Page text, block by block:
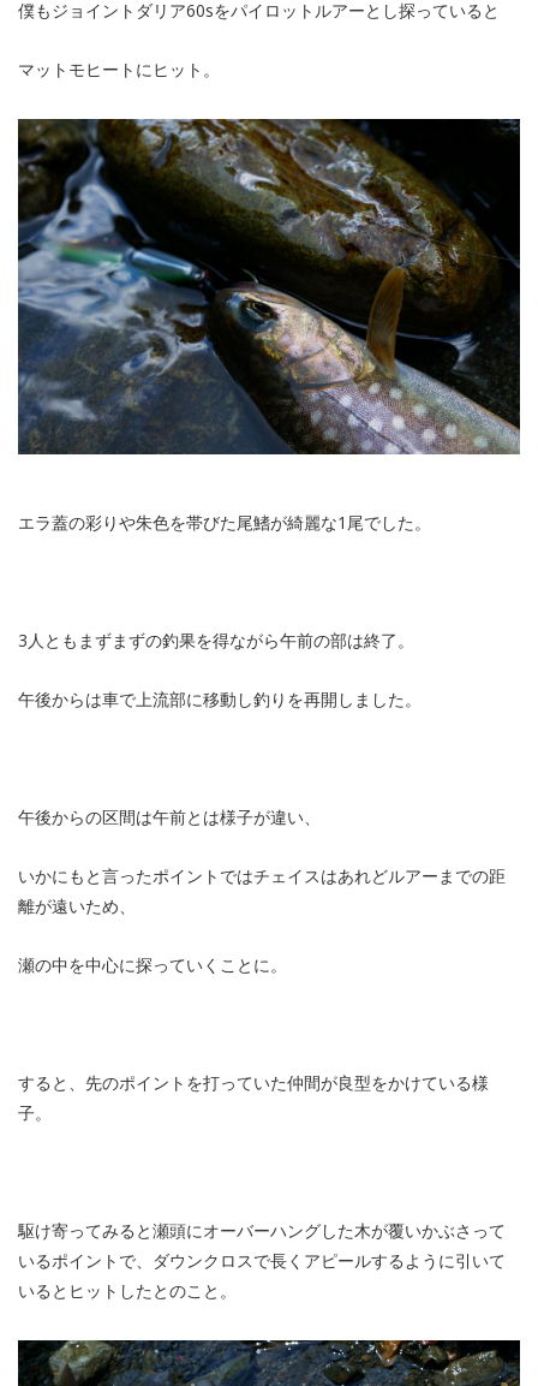
僕もジョイントダリア60sをパイロットルアーとし探っていると
マットモヒートにヒット。
エラ蓋の彩りや朱色を帯びた尾鰭が綺麗な1尾でした。
3人ともまずまずの釣果を得ながら午前の部は終了。
午後からは車で上流部に移動し釣りを再開しました。
午後からの区間は午前とは様子が違い、
いかにもと言ったポイントではチェイスはあれどルアーまでの距
離が遠いため、
瀬の中を中心に探っていくことに。
すると、先のポイントを打っていた仲間が良型をかけている様
子。
駆け寄ってみると瀬頭にオーバーハングした木が覆いかぶさって
いるポイントで、ダウンクロスで長くアピールするように引いて
いるとヒットしたとのこと。